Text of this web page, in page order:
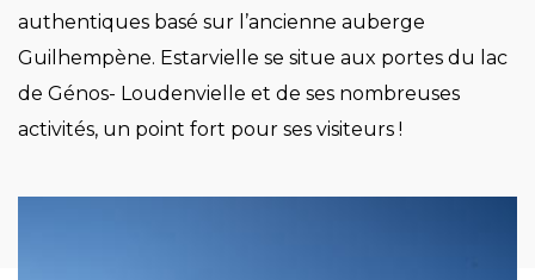
authentiques basé sur l’ancienne auberge
Guilhempène. Estarvielle se situe aux portes du lac
de Génos- Loudenvielle et de ses nombreuses
activités, un point fort pour ses visiteurs !